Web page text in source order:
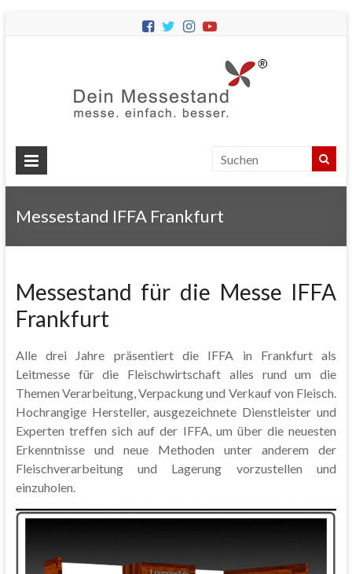
Messestände
für
Messestand IFFA Frankfurt
Messestand für die Messe IFFA
Frankfurt
Alle drei Jahre präsentiert die IFFA in Frankfurt als
Leitmesse für die Fleischwirtschaft alles rund um die
Themen Verarbeitung, Verpackung und Verkauf von Fleisch.
Hochrangige Hersteller, ausgezeichnete Dienstleister und
Experten treffen sich auf der IFFA, um über die neuesten
Erkenntnisse und neue Methoden unter anderem der
Fleischverarbeitung und Lagerung vorzustellen und
einzuholen.